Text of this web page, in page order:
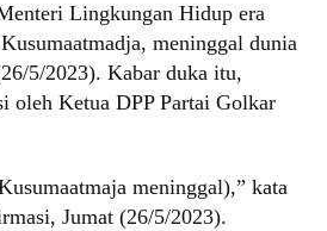
Lingkungan Hidup era
meninggal dunia
5/2023). Kabar duka itu,
oleh Ketua DPP Partai Golkar
meninggal),” kata
Jumat (26/5/2023).